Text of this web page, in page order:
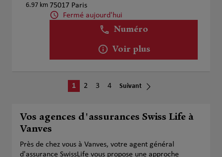
6.97 km 75017 Paris
Fermé aujourd'hui
Numéro
Voir plus
1 2 3 4 Suivant
Vos agences d'assurances Swiss Life à
Vanves
Près de chez vous à Vanves, votre agent général
d'assurance SwissLife vous propose une approche